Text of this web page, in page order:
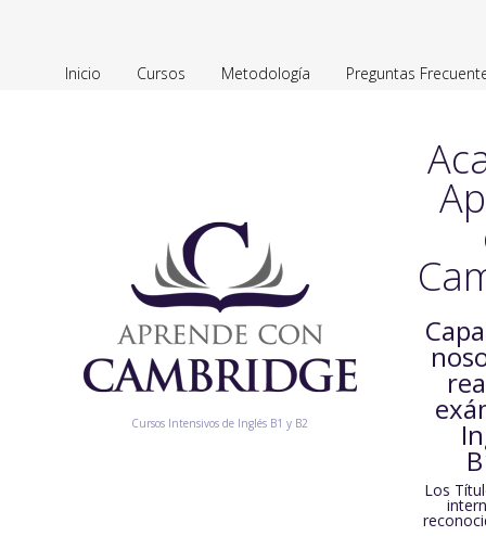
Inicio Cursos Metodología Preguntas
Cursos Intensivos de Inglés B1 y B2
Los